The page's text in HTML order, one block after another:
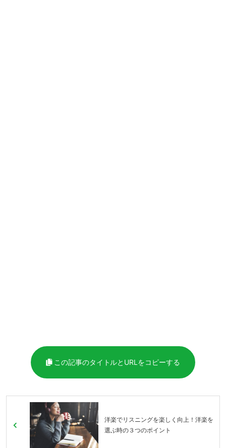
この記事のタイトルとURLをコピーする
洋楽でリスニングを楽しく向上！洋楽を
選ぶ時の３つのポイント